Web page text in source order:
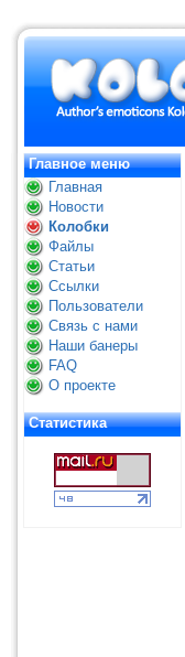
Главное меню
Главная
Новости
Колобки
Файлы
Статьи
Ссылки
Пользователи
Связь с нами
Наши банеры
FAQ
О проекте
Статистика